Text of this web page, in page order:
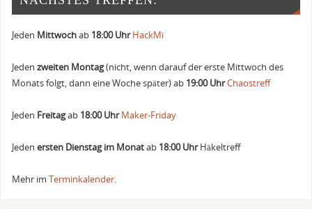
Jeden Mittwochab 18:00 Uhr HackMi
Jedenzweiten Montag(nicht, wenn darauf der erste Mittwoch des
Monats folgt, dann eine Woche später) ab 19:00 UhrChaostreff
Jeden Freitagab 18:00 Uhr Maker-Friday
Jedenersten Dienstag im Monatab 18:00 UhrHäkeltreff
Mehr imTerminkalender.